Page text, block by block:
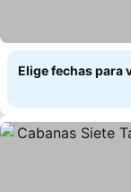
Elige fechas para